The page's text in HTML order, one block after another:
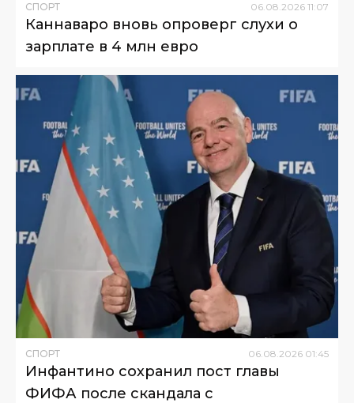
СПОРТ 06.08.2026 11:07
Каннаваро вновь опроверг слухи о
зарплате в 4 млн евро
СПОРТ 06 08 2026 01:45
Инфантино сохранил пост главы
ФИФА после скандала с